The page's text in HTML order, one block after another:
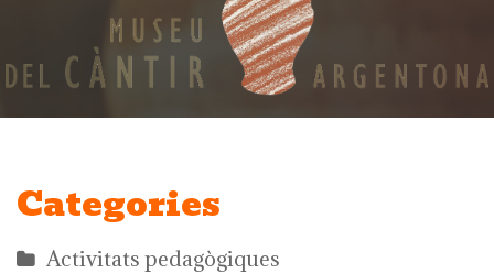
Categories
Activitats pedagògiques